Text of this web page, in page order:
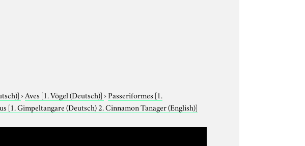
›Aves [1. Vögel (Deutsch)]›Passeriformes [1.
[1. Gimpeltangare (Deutsch) 2. Cinnamon Tanager (English)]